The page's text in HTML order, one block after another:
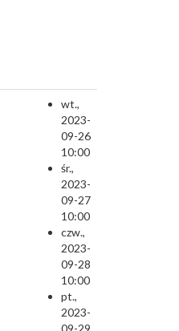
wt.,
2023-
09-26
10:00
śr.,
2023-
09-27
10:00
czw.,
2023-
09-28
10:00
pt.,
2023-
09-29